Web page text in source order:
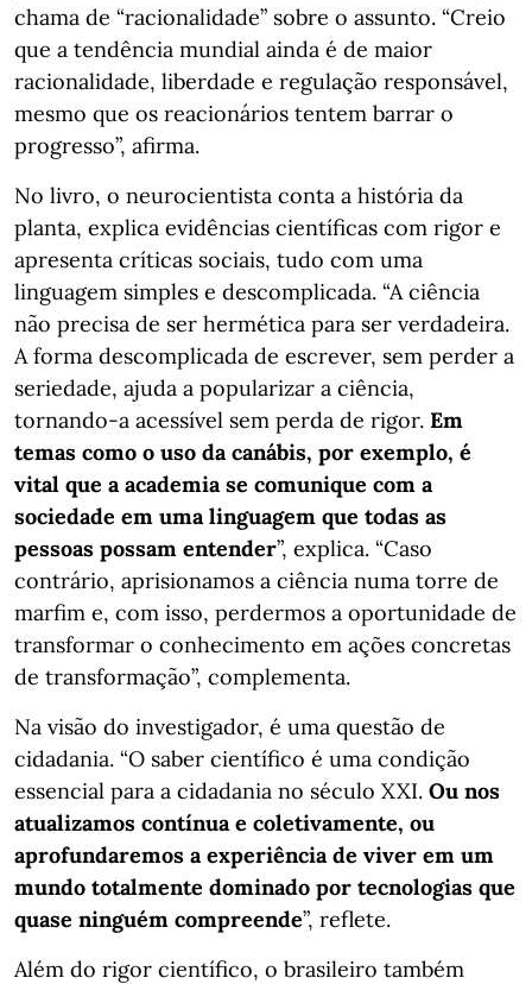
chama de “racionalidade” sobre o assunto. “Creio
que a tendência mundial ainda é de maior
racionalidade, liberdade e regulação responsável,
mesmo que os reacionários tentem barrar o
progresso”, afirma.
No livro, o neurocientista conta a história da
planta, explica evidências científicas com rigor e
apresenta críticas sociais, tudo com uma
linguagem simples e descomplicada. “A ciência
não precisa de ser hermética para ser verdadeira.
A forma descomplicada de escrever, sem perder a
seriedade, ajuda a popularizar a ciência,
tornando-a acessível sem perda de rigor. Em
temas como o uso da canábis, por exemplo, é
vital que a academia se comunique com a
sociedade em uma linguagem que todas as
pessoas possam entender”, explica. “Caso
contrário, aprisionamos a ciência numa torre de
marfim e, com isso, perdermos a oportunidade de
transformar o conhecimento em ações concretas
de transformação”, complementa.
Na visão do investigador, é uma questão de
cidadania. “O saber científico é uma condição
essencial para a cidadania no século XXI. Ou nos
atualizamos contínua e coletivamente, ou
aprofundaremos a experiência de viver em um
mundo totalmente dominado por tecnologias que
quase ninguém compreende”, reflete.
Além do rigor científico, o brasileiro também